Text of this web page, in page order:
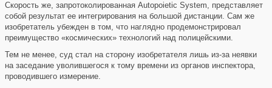
Скорость же, запротоколированная Autopoietic System, представляет
собой результат ее интегрирования на большой дистанции. Сам же
изобретатель убежден в том, что наглядно продемонстрировал
преимущество «космических» технологий над полицейскими.
Тем не менее, суд стал на сторону изобретателя лишь из-за неявки
на заседание уволившегося к тому времени из органов инспектора,
проводившего измерение.